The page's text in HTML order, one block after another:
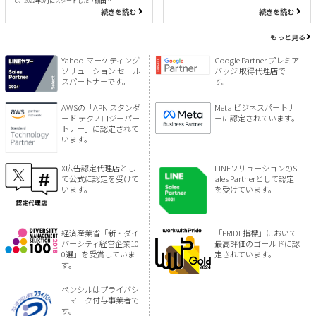
続きを読む 続きを読む
もっと見る
Yahoo!マーケティング
ソリューション セール
スパートナーです。
Google Partner プレミア
バッジ 取得代理店で
す。
AWSの「APN スタンダ
ード テクノロジーパー
トナー」に認定されて
います。
Meta ビジネスパートナ
ーに認定されています。
X広告認定代理店とし
て公式に認定を受けて
います。
LINEソリューションのS
ales Partnerとして認定
を受けています。
経済産業省「新・ダイ
バーシティ経営企業10
0選」を受賞していま
す。
「PRIDE指標」において
最高評価のゴールドに認
定されています。
ペンシルはプライバシ
ーマーク付与事業者で
す。